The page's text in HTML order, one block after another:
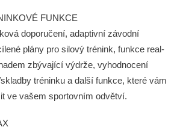
FUNKCE
doporučení, adaptivní závodní
plány pro silový trénink, funkce real-
zbývající výdrže, vyhodnocení
tréninku a další funkce, které vám
ve vašem sportovním odvětví.